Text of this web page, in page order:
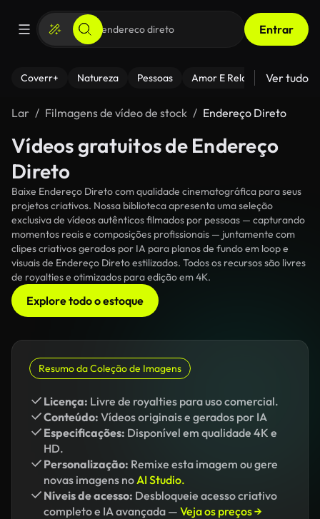
Entrar
Coverr+ Natureza Pessoas Amor E Relacionamentos
Ver tudo
Lar Filmagens de vídeo de stock Endereço Direto
Vídeos gratuitos de Endereço
Direto
Baixe Endereço Direto com qualidade cinematográfica para seus
projetos criativos. Nossa biblioteca apresenta uma seleção
exclusiva de vídeos autênticos filmados por pessoas — capturando
momentos reais e composições profissionais — juntamente com
clipes criativos gerados por IA para planos de fundo em loop e
visuais de Endereço Direto estilizados. Todos os recursos são livres
de royalties e otimizados para edição em 4K.
Explore todo o estoque
Resumo da Coleção de Imagens
Licença: Livre de royalties para uso comercial.
Conteúdo: Vídeos originais e gerados por IA
Especificações: Disponível em qualidade 4K e
HD.
Personalização: Remixe esta imagem ou gere
novas imagens noAI Studio.
Níveis de acesso: Desbloqueie acesso criativo
completo e IA avançada — Veja os preços →